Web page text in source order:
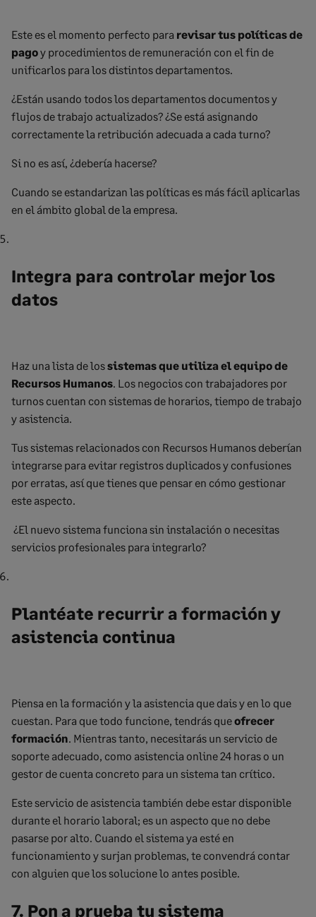
Este es el momento perfecto para revisar tus políticas de
pagoy procedimientos de remuneración con el fin de
unificarlos para los distintos departamentos.
¿Están usando todos los departamentos documentos y
flujos de trabajo actualizados? ¿Se está asignando
correctamente la retribución adecuada a cada turno?
Si no es así, ¿debería hacerse?
Cuando se estandarizan las políticas es más fácil aplicarlas
en el ámbito global de la empresa.
Integra para controlar mejor los
datos
Haz una lista de lossistemas que utiliza el equipo de
Recursos Humanos. Los negocios con trabajadores por
turnos cuentan con sistemas de horarios, tiempo de trabajo
y asistencia.
Tus sistemas relacionados con Recursos Humanos deberían
integrarse para evitar registros duplicados y confusiones
por erratas, así que tienes que pensar en cómo gestionar
este aspecto.
¿El nuevo sistema funciona sin instalación o necesitas
servicios profesionales para integrarlo?
Plantéate recurrir a formación y
asistencia continua
Piensa en la formación y la asistencia que dais y en lo que
cuestan. Para que todo funcione, tendrás queofrecer
formación. Mientras tanto, necesitarás un servicio de
soporte adecuado, como asistencia online 24 horas o un
gestor de cuenta concreto para un sistema tan crítico.
Este servicio de asistencia también debe estar disponible
durante el horario laboral; es un aspecto que no debe
pasarse por alto. Cuando el sistema ya esté en
funcionamiento y surjan problemas, te convendrá contar
con alguien que los solucione lo antes posible.
7. Pon a prueba tu sistema